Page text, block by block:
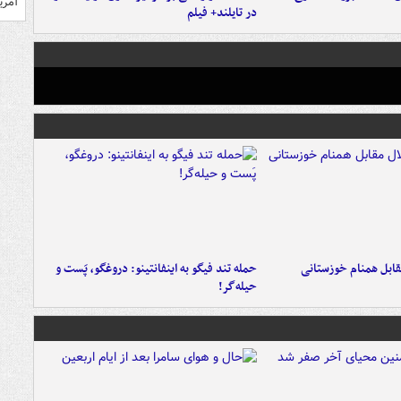
در تایلند+ فیلم
همنام خوزستانی
حمله تند فیگو به اینفانتینو: دروغگو، پَست‌ و
حیله‌گر!